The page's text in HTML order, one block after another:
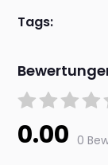
Tags:
0.00 0